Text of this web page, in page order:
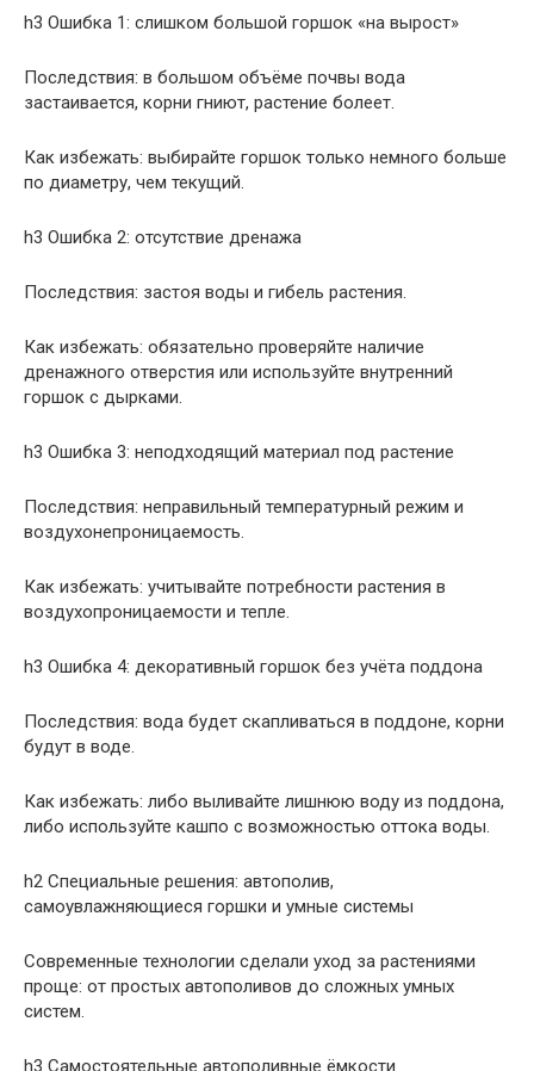
h3 Ошибка 1: слишком большой горшок «на вырост»
Последствия: в большом объёме почвы вода
застаивается, корни гниют, растение болеет.
Как избежать: выбирайте горшок только немного больше
по диаметру, чем текущий.
h3 Ошибка 2: отсутствие дренажа
Последствия: застоя воды и гибель растения.
Как избежать: обязательно проверяйте наличие
дренажного отверстия или используйте внутренний
горшок с дырками.
h3 Ошибка 3: неподходящий материал под растение
Последствия: неправильный температурный режим и
воздухонепроницаемость.
Как избежать: учитывайте потребности растения в
воздухопроницаемости и тепле.
h3 Ошибка 4: декоративный горшок без учёта поддона
Последствия: вода будет скапливаться в поддоне, корни
будут в воде.
Как избежать: либо выливайте лишнюю воду из поддона,
либо используйте кашпо с возможностью оттока воды.
h2 Специальные решения: автополив,
самоувлажняющиеся горшки и умные системы
Современные технологии сделали уход за растениями
проще: от простых автополивов до сложных умных
систем.
h3 Самостоятельные автополивные ёмкости